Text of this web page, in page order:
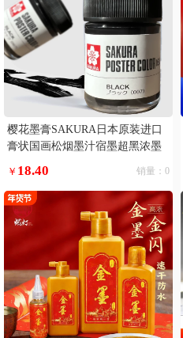
樱花墨膏SAKURA日本原装进口
膏状国画松烟墨汁宿墨超黑浓墨
￥ 18.40 销量：0